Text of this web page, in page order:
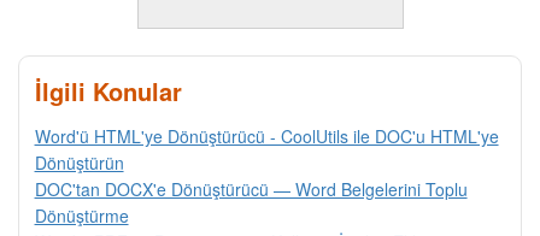
İlgili Konular
Word'ü HTML'ye Dönüştürücü - CoolUtils ile DOC'u HTML'ye
Dönüştürün
DOC'tan DOCX'e Dönüştürücü — Word Belgelerini Toplu
Dönüştürme